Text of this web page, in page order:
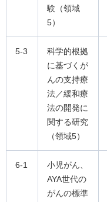
験（領域
5）
5-3
科学的根拠
に基づくが
んの支持療
法／緩和療
法の開発に
関する研究
（領域5）
6-1
小児がん、
AYA世代の
がんの標準